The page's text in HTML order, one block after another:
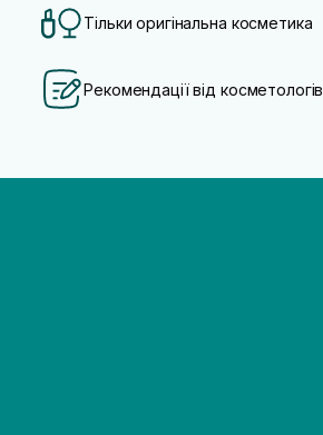
Тільки оригінальна косметика
Рекомендації від косметологів